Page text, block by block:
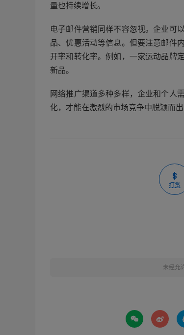
量也持续增长。
电子邮件营销同样不容忽视。企业可
品、优惠活动等信息。但要注意邮件
开率和转化率。例如，一家运动品牌
新品。
网络推广渠道多种多样，企业和个人
化，才能在激烈的市场竞争中脱颖而
打赏
未经允
 